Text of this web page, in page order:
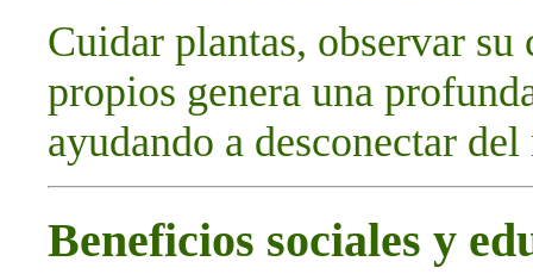
Cuidar plantas, observar
propios genera una
ayudando a desconectar
Beneficios sociales y